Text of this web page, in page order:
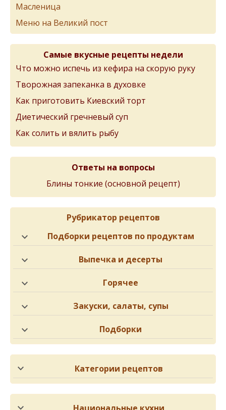
Масленица
Меню на Великий пост
Самые вкусные рецепты недели
Что можно испечь из кефира на скорую руку
Творожная запеканка в духовке
Как приготовить Киевский торт
Диетический гречневый суп
Как солить и вялить рыбу
Ответы на вопросы
Блины тонкиe (основной рeцeпт)
Рубрикатор рецептов
Подборки рецептов по продуктам
Выпечка и десерты
Горячее
Закуски, салаты, супы
Подборки
Категории рецептов